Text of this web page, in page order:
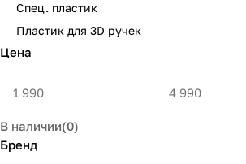
Спец. пластик
Пластик для 3D ручек
Цена
В наличии(0)
Бренд